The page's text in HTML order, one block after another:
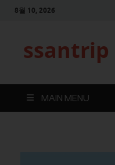
8월 10, 2026
ssantrip
MAIN MENU